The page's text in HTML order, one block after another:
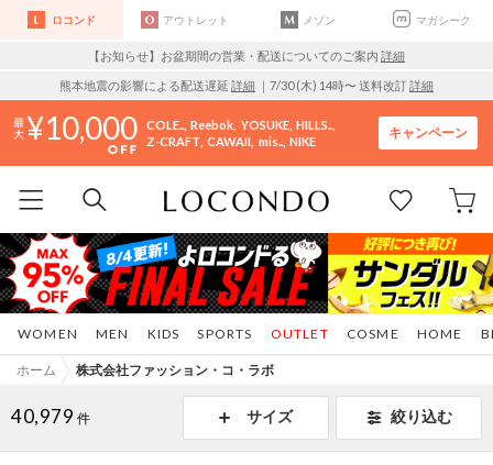
ロコンド アウトレット メゾン マガシーク
【お知らせ】お盆期間の営業・配送についてのご案内 詳細
熊本地震の影響による配送遅延 詳細 ｜7/30 (木) 14時〜 送料改訂詳細
10,000 COLE.. Reebok YOSUKE HILLS..
Z-CRAFT CAWAII mis.. NIKE
キャンペーン
WOMEN MEN KIDS SPORTS COSME HOME
OUTLET
ホーム 株式会社ファッション・コ・ラボ
40,979 件 サイズ 絞り込む